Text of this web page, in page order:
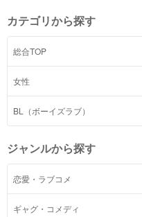
カテゴリから探す
総合TOP
女性
BL（ボーイズラブ）
ジャンルから探す
恋愛・ラブコメ
ギャグ・コメディ